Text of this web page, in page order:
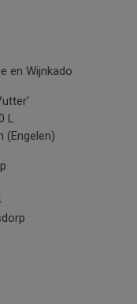
en Wijnkado
L
(Engelen)